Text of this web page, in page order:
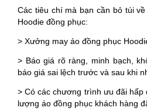
Các tiêu chí mà bạn cần bỏ túi
Hoodie đồng phục:
> Xưởng may áo đồng phục
> Báo giá rõ ràng, minh bạch,
báo giá sai lệch trước và sau khi
> Có các chương trình ưu đãi hấp
lượng áo đồng phục khách hàng